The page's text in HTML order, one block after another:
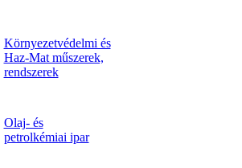
Környezetvédelmi és
Haz-Mat műszerek,
rendszerek
Olaj- és
petrolkémiai ipar